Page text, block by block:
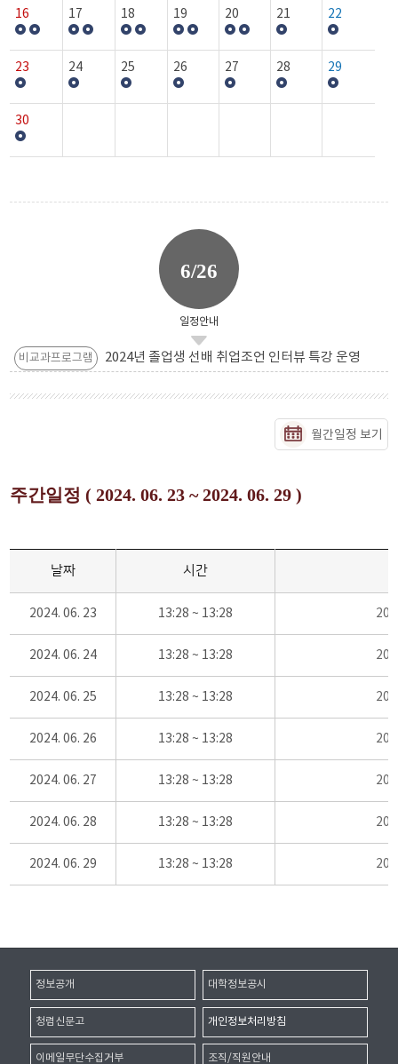
16 17 18 19 20 21 22
23 24 25 26 27 28 29
30
6/26
일정안내
비교과프로그램 2024년 졸업생 선배 취업조언 인터뷰 특강 운영
월간일정 보기
주간일정 ( 2024. 06. 23 ~ 2024. 06. 29 )
날짜 시간
2024. 06. 23 13:28 ~ 13:28
2024. 06. 24 13:28 ~ 13:28
2024. 06. 25 13:28 ~ 13:28
2024. 06. 26 13:28 ~ 13:28
2024. 06. 27 13:28 ~ 13:28
2024. 06. 28 13:28 ~ 13:28
2024. 06. 29 13:28 ~ 13:28
정보공개 대학정보공시
청렴신문고 개인정보처리방침
이메일무단수집거부 조직/직원안내